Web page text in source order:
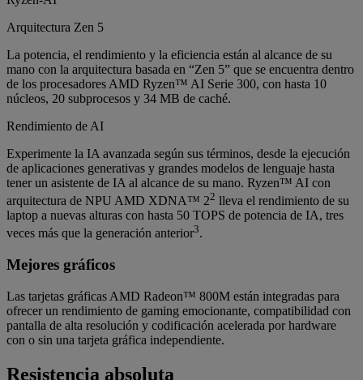
Arquitectura Zen 5
La potencia, el rendimiento y la eficiencia están al alcance de su
mano con la arquitectura basada en “Zen 5” que se encuentra dentro
de los procesadores AMD Ryzen™ AI Serie 300, con hasta 10
núcleos, 20 subprocesos y 34 MB de caché.
Rendimiento de AI
Experimente la IA avanzada según sus términos, desde la ejecución
de aplicaciones generativas y grandes modelos de lenguaje hasta
tener un asistente de IA al alcance de su mano. Ryzen™ AI con
arquitectura de NPU AMD XDNA™ 22 lleva el rendimiento de su
laptop a nuevas alturas con hasta 50 TOPS de potencia de IA, tres
veces más que la generación anterior3.
Mejores gráficos
Las tarjetas gráficas AMD Radeon™ 800M están integradas para
ofrecer un rendimiento de gaming emocionante, compatibilidad con
pantalla de alta resolución y codificación acelerada por hardware
con o sin una tarjeta gráfica independiente.
Resistencia absoluta